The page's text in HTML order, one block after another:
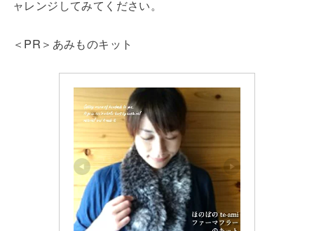
ャレンジしてみてください。
＜PR＞あみものキット